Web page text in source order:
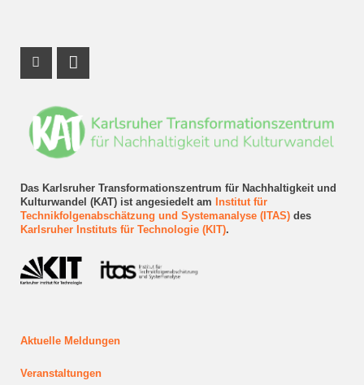
Das Karlsruher Transformationszentrum für Nachhaltigkeit und
Kulturwandel (KAT) ist angesiedelt am
Institut für
Technikfolgenabschätzung und Systemanalyse (ITAS)des
Karlsruher Instituts für Technologie (KIT).
Aktuelle Meldungen
Veranstaltungen
Instagram Profil
LinkedIn Profil